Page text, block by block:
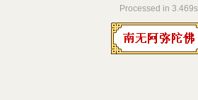
Processed in 3.469s